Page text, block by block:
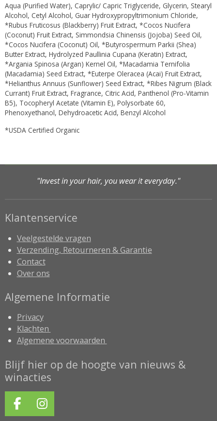
Aqua (Purified Water), Caprylic/ Capric Triglyceride, Glycerin, Stearyl
Alcohol, Cetyl Alcohol, Guar Hydroxypropyltrimonium Chloride,
*Rubus Fruticosus (Blackberry) Fruit Extract, *Cocos Nucifera
(Coconut) Fruit Extract, Simmondsia Chinensis (Jojoba) Seed Oil,
*Cocos Nucifera (Coconut) Oil, *Butyrospermum Parkii (Shea)
Butter Extract, Hydrolyzed Paullinia Cupana (Keratin) Extract,
*Argania Spinosa (Argan) Kernel Oil, *Macadamia Ternifolia
(Macadamia) Seed Extract, *Euterpe Oleracea (Acai) Fruit Extract,
*Helianthus Annuus (Sunflower) Seed Extract, *Ribes Nigrum (Black
Currant) Fruit Extract, Fragrance, Citric Acid, Panthenol (Pro-Vitamin
B5), Tocopheryl Acetate (Vitamin E), Polysorbate 60,
Phenoxyethanol, Dehydroacetic Acid, Benzyl Alcohol
*USDA Certified Organic
"Invest in your hair, you wear it everyday."
Klantenservice
Veelgestelde vragen
Verzending, Retourneren & Garantie
Contact
Over ons
Algemene Informatie
Privacy
Klachten
Algemene voorwaarden
Blijf hier op de hoogte van nieuws &
winacties
F
I